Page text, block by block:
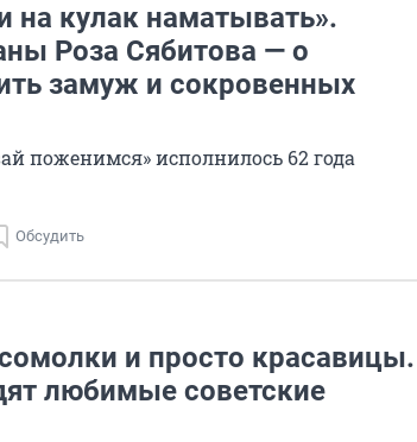
на кулак наматывать».
Роза Сябитова — о
замуж и сокровенных
поженимся» исполнилось 62 года
Обсудить
и просто красавицы.
любимые советские